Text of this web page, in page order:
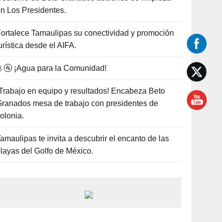
Los Presidentes.
Tamaulipas su conectividad y promoción
desde el AIFA.
¡Agua para la Comunidad!
en equipo y resultados! Encabeza Beto
mesa de trabajo con presidentes de
te invita a descubrir el encanto de las
del Golfo de México.